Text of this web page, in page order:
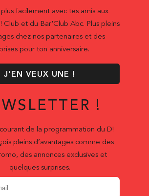
facilement avec tes amis aux
Club et du Bar'Club Abc. Plus pleins
chez nos partenaires et des
pour ton anniversaire.
J'EN VEUX UNE !
!
de la programmation du D!
pleins d’avantages comme des
des annonces exclusives et
quelques surprises.